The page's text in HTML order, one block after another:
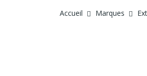
Accueil Marques